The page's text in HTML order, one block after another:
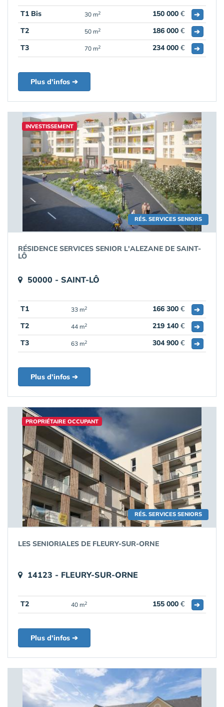
T1 Bis 30 m2 150 000 €
➔
T2
50 m2 186 000 €
➔
T3
70 m2 234 000 € ➔
Plus d'infos ➔
RÉS. SERVICES SENIORS
INVESTISSEMENT
RÉSIDENCE SERVICES SENIOR L'ALEZANE DE SAINT-
LÔ
50000 - SAINT-LÔ
T1 33 m2 166 300 €
➔
T2
44 m2 219 140 €
➔
T3
63 m2 304 900 € ➔
Plus d'infos ➔
RÉS. SERVICES SENIORS
PROPRIÉTAIRE OCCUPANT
LES SENIORIALES DE FLEURY-SUR-ORNE
14123 - FLEURY-SUR-ORNE
T2 40 m2 155 000 € ➔
Plus d'infos ➔